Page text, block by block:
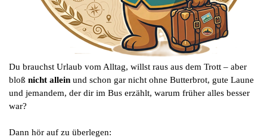
Du brauchst Urlaub vom Alltag, willst raus aus dem Trott – aber
bloß nicht allein und schon gar nicht ohne Butterbrot, gute Laune
und jemandem, der dir im Bus erzählt, warum früher alles besser
war?
Dann hör auf zu überlegen: